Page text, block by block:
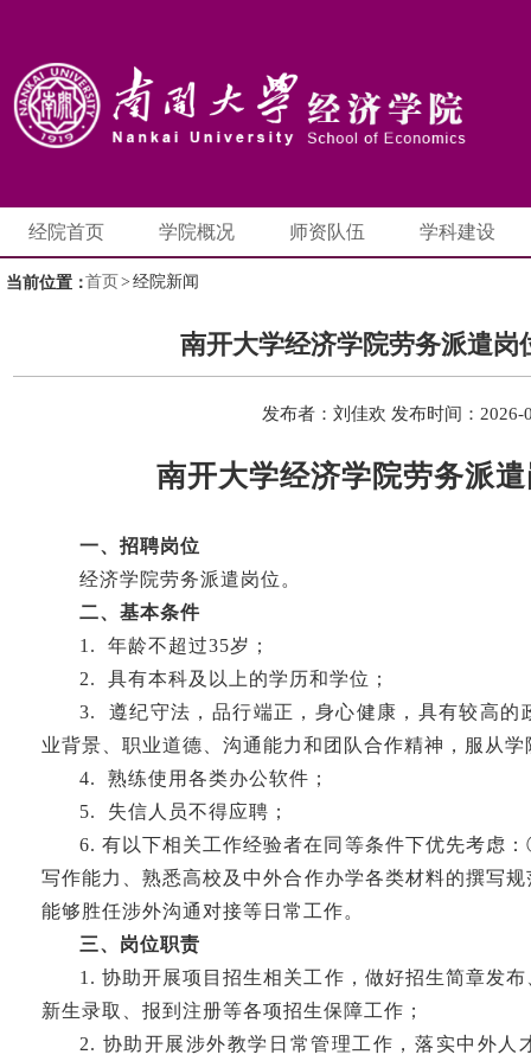
经院首页 学院概况 师资队伍 学科建设
当前位置：首页 > 经院新闻
南开大学经济学院劳务派遣岗
发布者：刘佳欢 发布时间：2026-
南开大学经济学院劳务派
一、招聘岗位
经济学院劳务派遣岗位。
二、基本条件
1. 年龄不超过35岁；
2. 具有本科及以上的学历和学位；
3. 遵纪守法，品行端正，身心健康，具有较高的
业背景、职业道德、沟通能力和团队合作精神，服从
4. 熟练使用各类办公软件；
5. 失信人员不得应聘；
6. 有以下相关工作经验者在同等条件下优先考虑：
写作能力
、熟悉高校及中外合作办学各类材料的撰写规
能够胜任涉外沟通对接等日常工作。
三、岗位职责
1. 协助开展项目招生相关工作，做好招生简章发
新生录取、报到注册等各项招生保障工作 ；
2. 协助开展涉外教学 日常管理工作 ，落实中外人